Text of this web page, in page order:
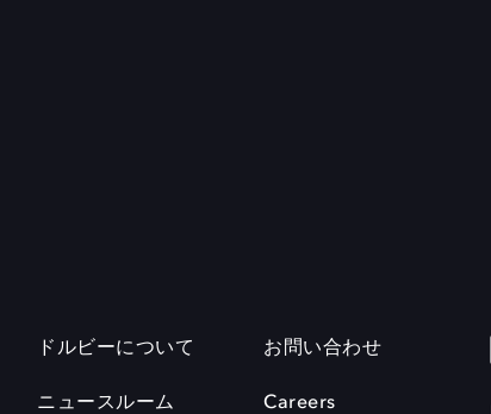
ドルビーについて
ニュースルーム
お問い合わせ
Careers